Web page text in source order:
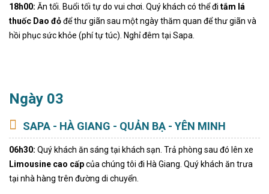
18h00: Ăn tối. Buổi tối tự do vui chơi. Quý khách có thể đi tắm lá
thuốc Dao đỏđể thư giãn sau một ngày thăm quan để thư giãn và
hồi phục sức khỏe (phí tự túc). Nghỉ đêm tại Sapa.
Ngày 03
SAPA - HÀ GIANG - QUẢN BẠ - YÊN MINH
06h30: Quý khách ăn sáng tại khách sạn. Trả phòng sau đó lên xe
Limousine cao cấpcủa chúng tôi đi Hà Giang. Quý khách ăn trưa
tại nhà hàng trên đường di chuyển.